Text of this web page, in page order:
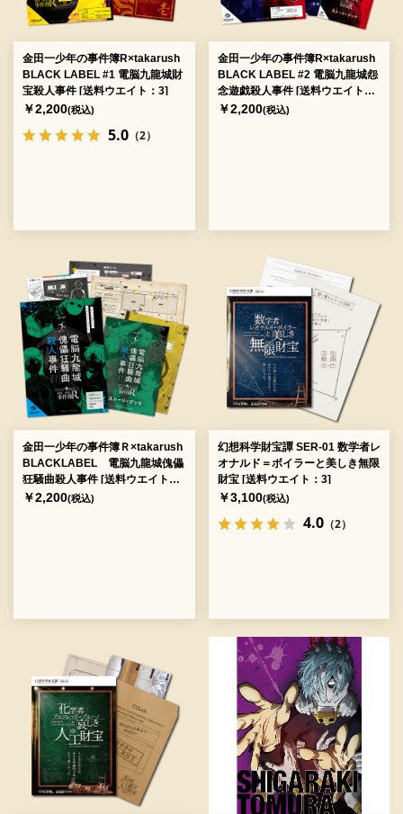
金田一少年の事件簿R×takarush
BLACK LABEL #1 電脳九龍城財
宝殺人事件 [送料ウエイト：3]
￥2,200(税込)
5.0 （2）
金田一少年の事件簿R×takarush
BLACK LABEL #2 電脳九龍城怨
念遊戯殺人事件 [送料ウエイト：
3]
￥2,200(税込)
金田一少年の事件簿Ｒ×takarush
BLACKLABEL 電脳九龍城傀儡
狂騒曲殺人事件 [送料ウエイト：
3]
￥2,200(税込)
幻想科学財宝譚 SER-01 数学者レ
オナルド＝ボイラーと美しき無限
財宝 [送料ウエイト：3]
￥3,100(税込)
4.0（2）